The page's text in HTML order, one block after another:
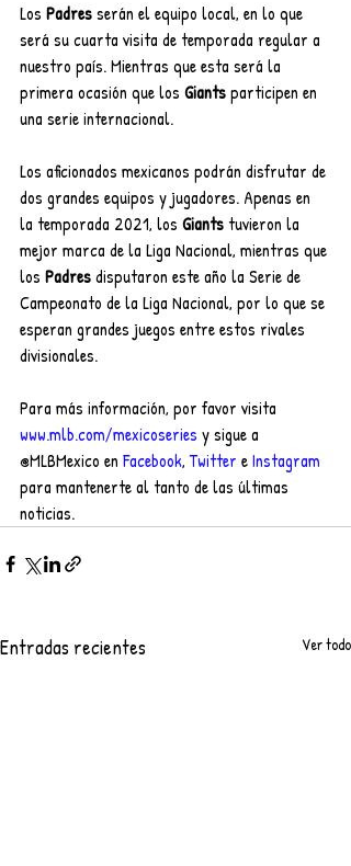
Los Padres serán el equipo local, en lo que
será su cuarta visita de temporada regular a
nuestro país. Mientras que esta será la
primera ocasión que los Giants participen en
una serie internacional.
Los aficionados mexicanos podrán disfrutar de
dos grandes equipos y jugadores. Apenas en
la temporada 2021, los Giants tuvieron la
mejor marca de la Liga Nacional, mientras que
los Padres disputaron este año la Serie de
Campeonato de la Liga Nacional, por lo que se
esperan grandes juegos entre estos rivales
divisionales.
Para más información, por favor visita
www.mlb.com/mexicoseries y sigue a
@MLBMexico en Facebook, Twitter e Instagram
para mantenerte al tanto de las últimas
noticias.
Entradas recientes Ver todo